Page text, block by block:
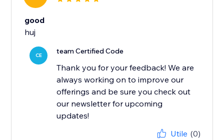
good
huj
CE team Certified Code
Thank you for your feedback! We are
always working on to improve our
offerings and be sure you check out
our newsletter for upcoming
Utile (0)